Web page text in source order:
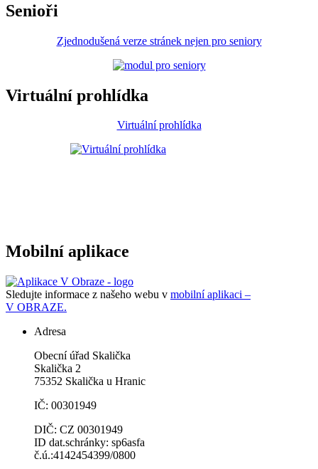
Senioři
Zjednodušená verze stránek nejen pro seniory
Virtuální prohlídka
Virtuální prohlídka
Mobilní aplikace
Sledujte informace z našeho webu v mobilní aplikaci –
V OBRAZE.
Adresa
Obecní úřad Skalička
Skalička 2
75352 Skalička u Hranic
IČ: 00301949
DIČ: CZ 00301949
ID dat.schránky: sp6asfa
č.ú.:4142454399/0800